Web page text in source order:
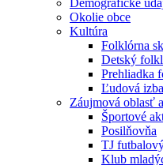
Demografické
Okolie obce
Kultúra
Folklórna
Detský
Prehliadka
Ľudová
Záujmová oblasť
Športové
Posilňovňa
TJ
Klub